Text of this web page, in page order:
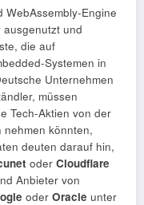
Engine
und
die auf
Systemen in
Unternehmen
müssen
Tech-Aktien von der
könnten,
deuten darauf hin,
oder Cloudflare
Anbieter von
oder Oracle unter